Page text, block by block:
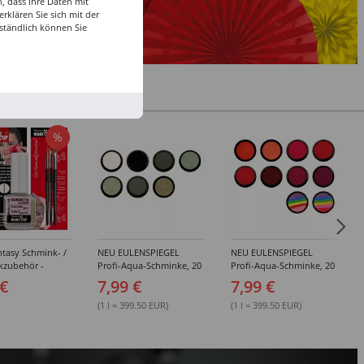
%
Schmink- /
-
NEU EULENSPIEGEL
Profi-Aqua-Schminke, 20
Grau-Töne -
Verschiedene Farben
7,99 €
(1 l = 399.50 EUR)
NEU EULENSPIEGEL
Profi-Aqua-Schminke, 20
Verschiedene Farben
7,99 €
(1 l = 399.50 EUR)
Sie sich mit der
können Sie